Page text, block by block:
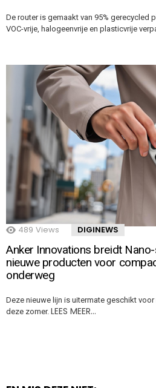
De router is gemaakt van 95% gerecycled
VOC-vrije, halogeenvrije en plasticvrije
489 Views DIGINEWS
Anker Innovations breidt
nieuwe producten voor
onderweg
Deze nieuwe lijn is uitermate geschikt
deze zomer. LEES MEER…